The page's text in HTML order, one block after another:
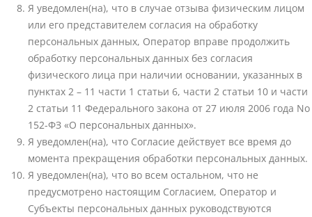
Я уведомлен(на), что в случае отзыва физическим лицом
или его представителем согласия на обработку
персональных данных, Оператор вправе продолжить
обработку персональных данных без согласия
физического лица при наличии основании, указанных в
пунктах 2 – 11 части 1 статьи 6, части 2 статьи 10 и части
2 статьи 11 Федерального закона от 27 июля 2006 года No
152-ФЗ «О персональных данных».
Я уведомлен(на), что Согласие действует все время до
момента прекращения обработки персональных данных.
Я уведомлен(на), что во всем остальном, что не
предусмотрено настоящим Согласием, Оператор и
Субъекты персональных данных руководствуются